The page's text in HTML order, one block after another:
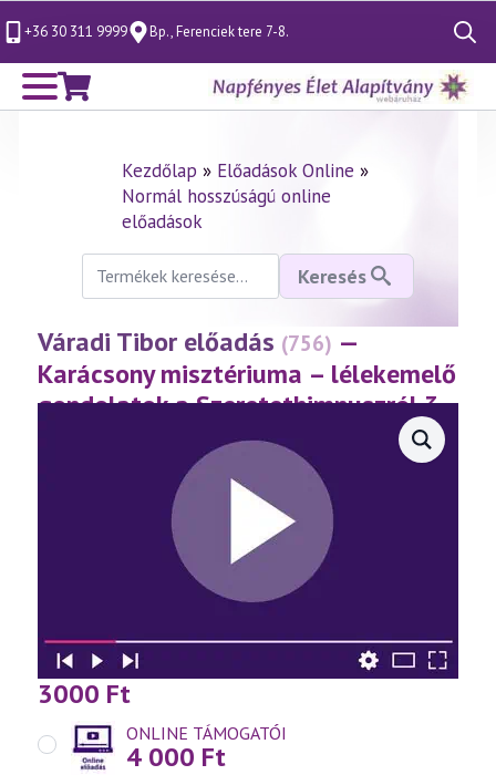
+36 30 311 9999 Bp., Ferenciek tere 7-8.
Search
for:
Kezdőlap » Előadások Online »
Normál hosszúságú online
előadások
Keresés
következőre:
Keresés
Váradi Tibor előadás (756) —
Karácsony misztériuma – lélekemelő
gondolatok a Szeretethimnuszról 3.
(2016.12.17.)
3000 Ft
ONLINE TÁMOGATÓI
4 000 Ft